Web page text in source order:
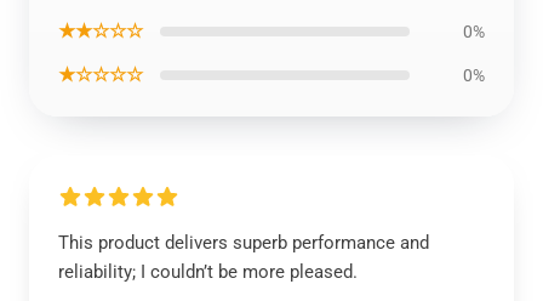
★★☆☆☆ 0%
★☆☆☆☆ 0%
This product delivers superb performance and
reliability; I couldn’t be more pleased.